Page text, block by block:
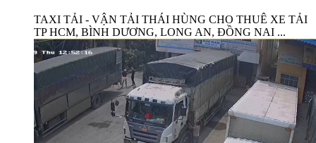
TAXI TẢI - VẬN TẢI THÁI HÙNG CHO THUÊ XE TẢI
TP HCM, BÌNH DƯƠNG, LONG AN, ĐỒNG NAI ...